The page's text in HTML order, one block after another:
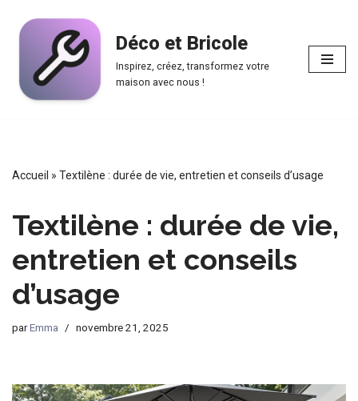
contenu
Déco et Bricole
Inspirez, créez, transformez votre
maison avec nous !
Accueil » Textilène : durée de vie, entretien et conseils d’usage
Textilène : durée de vie,
entretien et conseils
d’usage
parEmma novembre 21, 2025